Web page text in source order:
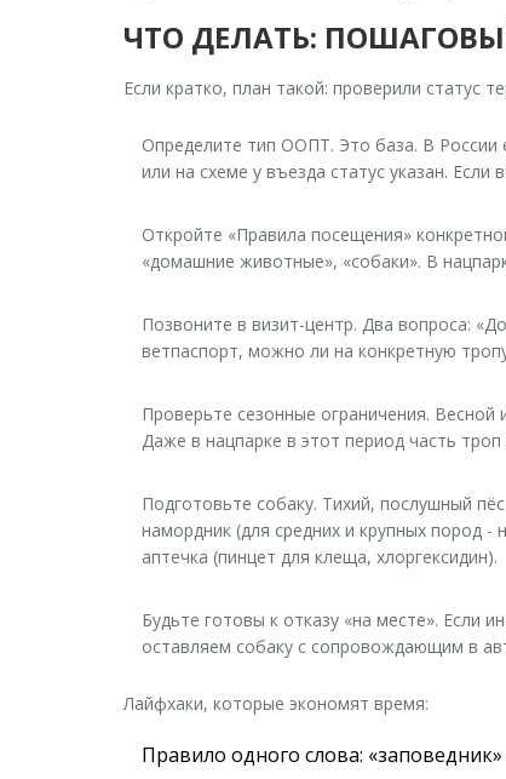
ЧТО ДЕЛАТЬ:
Если кратко, план такой: проверили статус
Определите тип ООПТ. Это база. В России
или на схеме у въезда статус указан.
Откройте «Правила посещения»
«домашние животные», «собаки». В
Позвоните в визит-центр. Два вопроса:
ветпаспорт, можно ли на конкретную
Проверьте сезонные ограничения. Весной
Даже в нацпарке в этот период часть
Подготовьте собаку. Тихий, послушный
намордник (для средних и крупных пород
аптечка (пинцет для клеща, хлоргексидин).
Будьте готовы к отказу «на месте». Если
оставляем собаку с сопровождающим в
Лайфхаки, которые экономят время:
Правило одного слова: